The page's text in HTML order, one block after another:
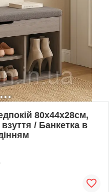
80х44х28см,
/ Банкетка в